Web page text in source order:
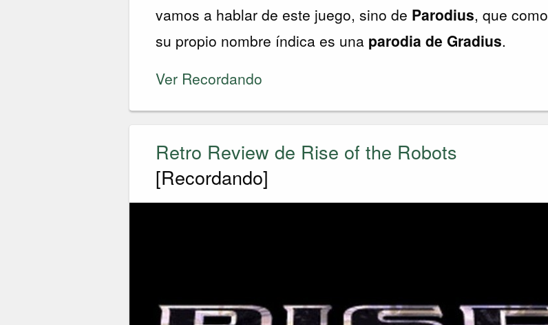
vamos a hablar de este juego, sino de Parodius, que como
su propio nombre índica es una parodia de Gradius.
Ver Recordando
Retro Review de Rise of the Robots
[Recordando]